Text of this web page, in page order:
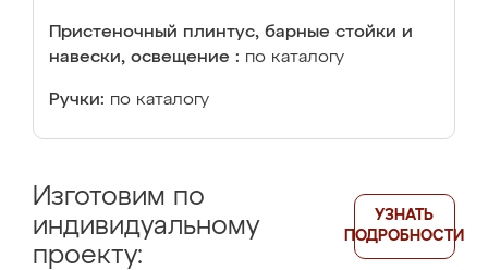
Пристеночный плинтус, барные стойки и
навески, освещение : по каталогу
Ручки: по каталогу
Изготовим по
индивидуальному
проекту:
УЗНАТЬ
ПОДРОБНОСТИ